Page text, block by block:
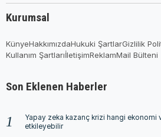
Kurumsal
KünyeHakkımızdaHukuki ŞartlarGizlilik
Kullanım ŞartlarıİletişimReklamMail Bülteni
Son Eklenen Haberler
Yapay zeka kazanç krizi hangi ekonomi
etkileyebilir